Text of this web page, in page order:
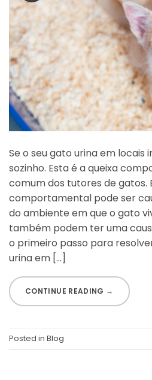
Se o seu gato urina em locais
sozinho. Esta é a queixa
comum dos tutores de gatos.
comportamental pode ser
do ambiente em que o gato
também podem ter uma
o primeiro passo para
urina em […]
CONTINUE READING →
Posted in Blog